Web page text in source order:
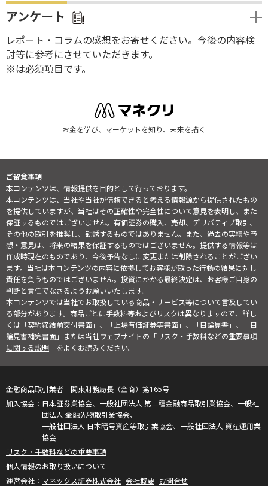
アンケート
レポート・コラムの感想をお寄せください。今後の内容検
討等に参考にさせていただきます。
※は必須項目です。
お金を学び、マーケットを知り、未来を描く
ご留意事項
本コンテンツは、情報提供を目的として行っております。
本コンテンツは、当社や当社が信頼できると考える情報源から提供されたもの
を提供していますが、当社はその正確性や完全性について意見を表明し、また
保証するものではございません。有価証券の購入、売却、デリバティブ取引、
その他の取引を推奨し、勧誘するものではありません。また、過去の実績や予
想・意見は、将来の結果を保証するものではございません。提供する情報等は
作成時現在のものであり、今後予告なしに変更または削除されることがござい
ます。当社は本コンテンツの内容に依拠してお客様が取った行動の結果に対し
責任を負うものではございません。投資にかかる最終決定は、お客様ご自身の
判断と責任でなさるようお願いいたします。
本コンテンツでは当社でお取扱している商品・サービス等について言及してい
る部分があります。商品ごとに手数料等およびリスクは異なりますので、詳し
くは「契約締結前交付書面」、「上場有価証券等書面」、「目論見書」、「目
論見書補完書面」または当社ウェブサイトの「リスク・手数料などの重要事項
に関する説明」をよくお読みください。
金融商品取引業者 関東財務局長（金商）第165号
日本証券業協会、一般社団法人 第二種金融商品取引業協会、一般社
団法人 金融先物取引業協会、
一般社団法人 日本暗号資産等取引業協会、一般社団法人 資産運用業
協会
リスク・手数料などの重要事項
個人情報のお取り扱いについて
マネックス証券株式会社 会社概要 お問合せ